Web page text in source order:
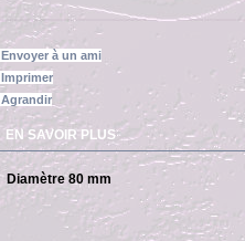
Envoyer à un ami
Imprimer
Agrandir
EN SAVOIR PLUS
Diamètre 80 mm